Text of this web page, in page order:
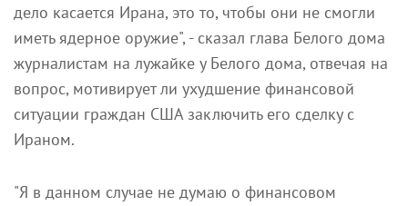
дело касается Ирана, это то, чтобы они не смогли
иметь ядерное оружие", - сказал глава Белого дома
журналистам на лужайке у Белого дома, отвечая на
вопрос, мотивирует ли ухудшение финансовой
ситуации граждан США заключить его сделку с
Ираном.
"Я в данном случае не думаю о финансовом